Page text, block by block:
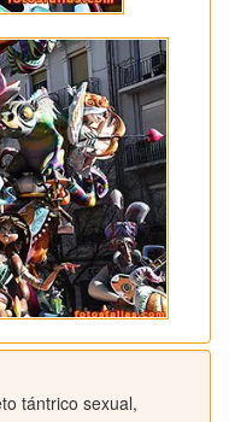
tántrico sexual,